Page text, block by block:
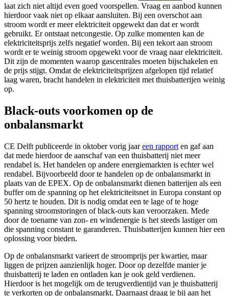
laat zich niet altijd even goed voorspellen. Vraag en aanbod kunnen
hierdoor vaak niet op elkaar aansluiten. Bij een overschot aan
stroom wordt er meer elektriciteit opgewekt dan dat er wordt
gebruikt. Er ontstaat netcongestie. Op zulke momenten kan de
elektriciteitsprijs zelfs negatief worden. Bij een tekort aan stroom
wordt er te weinig stroom opgewekt voor de vraag naar elektriciteit.
Dit zijn de momenten waarop gascentrales moeten bijschakelen en
de prijs stijgt. Omdat de elektriciteitsprijzen afgelopen tijd relatief
laag waren, bracht handelen in elektriciteit met thuisbatterijen weinig
op.
Black-outs voorkomen op de
onbalansmarkt
CE Delft publiceerde in oktober vorig jaareen rapport en gaf aan
dat mede hierdoor de aanschaf van een thuisbatterij niet meer
rendabel is. Het handelen op andere energiemarkten is echter wel
rendabel. Bijvoorbeeld door te handelen op de onbalansmarkt in
plaats van de EPEX. Op de onbalansmarkt dienen batterijen als een
buffer om de spanning op het elektriciteitsnet in Europa constant op
50 hertz te houden. Dit is nodig omdat een te lage of te hoge
spanning stroomstoringen of black-outs kan veroorzaken. Mede
door de toename van zon- en windenergie is het steeds lastiger om
die spanning constant te garanderen. Thuisbatterijen kunnen hier een
oplossing voor bieden.
Op de onbalansmarkt varieert de stroomprijs per kwartier, maar
liggen de prijzen aanzienlijk hoger. Door op dezelfde manier je
thuisbatterij te laden en ontladen kan je ook geld verdienen.
Hierdoor is het mogelijk om de terugverdientijd van je thuisbatterij
te verkorten op de onbalansmarkt. Daarnaast draag je bij aan het